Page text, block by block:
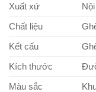
Xuất xứ
Chất liệu
Kết cấu
Kích thước
Màu sắc